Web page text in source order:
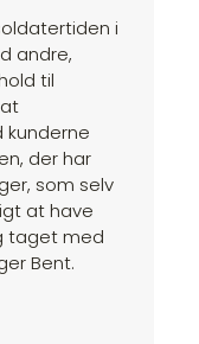
i
andre,
til
der har
som selv
at have
taget med
Bent.